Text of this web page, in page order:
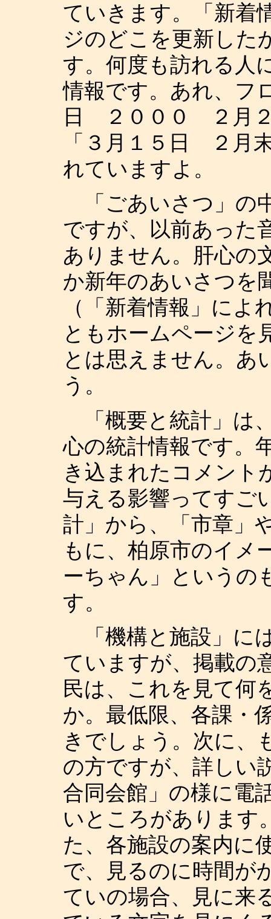
ていきます。「新着
ジのどこを更新した
す。何度も訪れる人
情報です。あれ、フ
日 ２０００ ２月２
「３月１５日 ２月
れていますよ。
「ごあいさつ」の
ですが、以前あった
ありません。肝心の
か新年のあいさつを
（「新着情報」によ
ともホームページを
とは思えません。あ
う。
「概要と統計」は
心の統計情報です。
き込まれたコメント
与える影響ってすご
計」から、「市章」
もに、柏原市のイメ
ーちゃん」というの
す。
「機構と施設」に
ていますが、掲載の
民は、これを見て何
か。最低限、各課・
きでしょう。次に、
の方ですが、詳しい
合同会館」の様に電
いところがありま
た、各施設の案内に
で、見るのに時間が
ていの場合、見に来